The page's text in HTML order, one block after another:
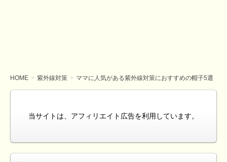
HOME 紫外線対策 ママに人気がある紫外線対策におすすめの帽子5選
当サイトは、アフィリエイト広告を利用しています。